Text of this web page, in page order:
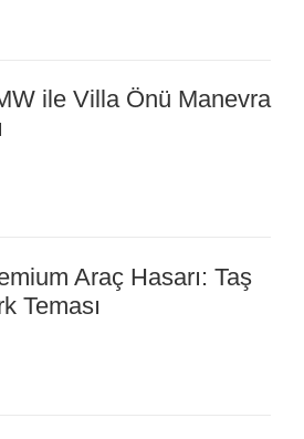
ile Villa Önü Manevra
Araç Hasarı: Taş
Teması